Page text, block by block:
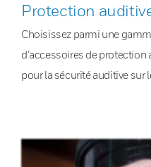
Protection
Choisissez parmi une
d’accessoires de
pour la sécurité auditive sur